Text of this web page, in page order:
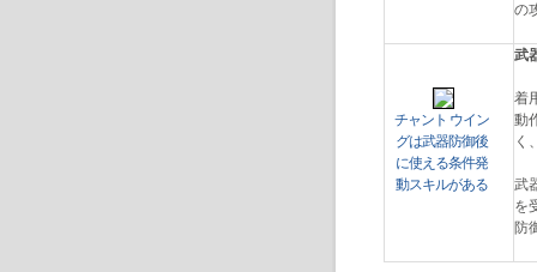
の
チャント ウイン
グは武器防御後
に使える条件発
動スキルがある
武
着
動
く
武
を
防